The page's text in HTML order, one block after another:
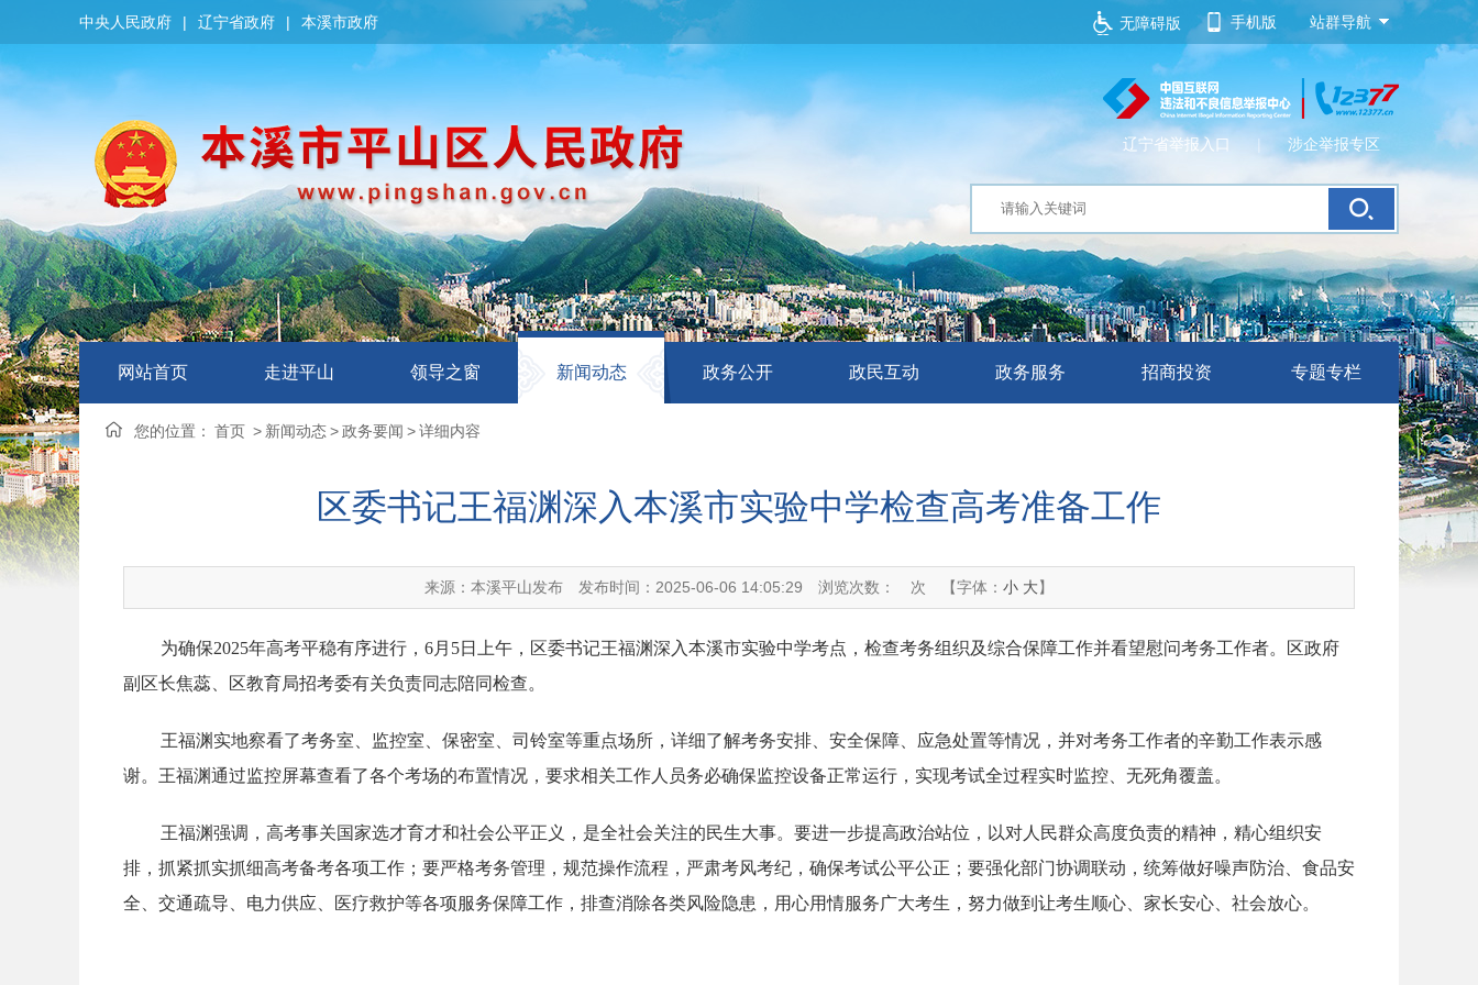
中央人民政府 | 辽宁省政府 | 本溪市政府 站群导航
无障碍版 手机版
辽宁省举报入口 | 涉企举报专区
网站首页 走进平山 领导之窗 新闻动态 政务公开 政民互动 政务服务 招商投资 专题专栏
您的位置： 首页 > 新闻动态>政务要闻 >详细内容
区委书记王福渊深入本溪市实验中学检查高考准备工作
来源：本溪平山发布 发布时间：2025-06-06 14:05:29 浏览次数： 次 【字体： 小 大】
为确保2025年高考平稳有序进行，6月5日上午，区委书记王福渊深入本溪市实验中学考点，检查考务组织及综合保障工作并看望慰问考务工作者。区政府
副区长焦蕊、区教育局招考委有关负责同志陪同检查。
王福渊实地察看了考务室、监控室、保密室、司铃室等重点场所，详细了解考务安排、安全保障、应急处置等情况，并对考务工作者的辛勤工作表示感
谢。王福渊通过监控屏幕查看了各个考场的布置情况，要求相关工作人员务必确保监控设备正常运行，实现考试全过程实时监控、无死角覆盖。
王福渊强调，高考事关国家选才育才和社会公平正义，是全社会关注的民生大事。要进一步提高政治站位，以对人民群众高度负责的精神，精心组织安
排，抓紧抓实抓细高考备考各项工作；要严格考务管理，规范操作流程，严肃考风考纪，确保考试公平公正；要强化部门协调联动，统筹做好噪声防治、食品安
全、交通疏导、电力供应、医疗救护等各项服务保障工作，排查消除各类风险隐患，用心用情服务广大考生，努力做到让考生顺心、家长安心、社会放心。